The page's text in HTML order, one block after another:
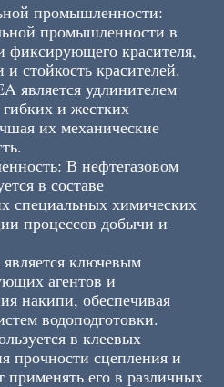
промышленности:
промышленности в
фиксирующего красителя,
стойкость красителей.
является удлинителем
и жестких
их механические
В нефтегазовом
в составе
специальных химических
процессов добычи и
ключевым
агентов и
накипи, обеспечивая
водоподготовки.
в клеевых
прочности сцепления и
применять его в различных